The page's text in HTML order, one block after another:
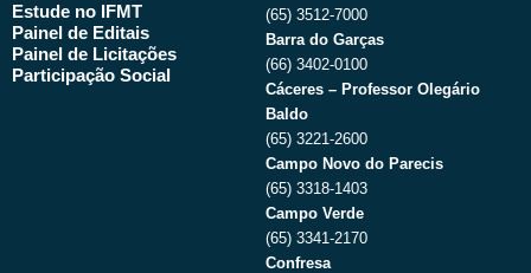
Estude no IFMT
Painel de Editais
Painel de Licitações
Participação Social
(65) 3512-7000
Barra do Garças
(66) 3402-0100
Cáceres – Professor Olegário
Baldo
(65) 3221-2600
Campo Novo do Parecis
(65) 3318-1403
Campo Verde
(65) 3341-2170
Confresa